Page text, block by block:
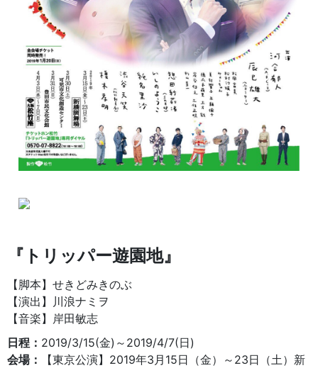
『トリッパー遊園地』
【脚本】せきどみきのぶ
【演出】川浪ナミヲ
【音楽】岸田敏志
日程： 2019/3/15(金)～2019/4/7(日)
会場：
【東京公演】2019年3月15日（金）～23日（土）新